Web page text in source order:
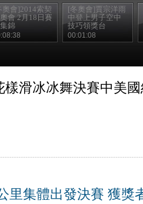
奧會]2014索契
會 2月18日賽
錦
[冬奧會]賈宗洋雨
中登上男子空中
技巧領獎台
00:01:08
樣滑冰冰舞決賽中美
里集體出發決賽 獲獎